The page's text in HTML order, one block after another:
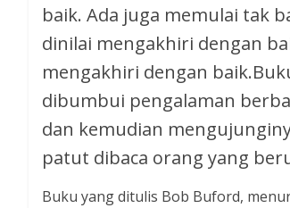
baik. Ada juga memulai tak
dinilai mengakhiri dengan
mengakhiri dengan
dibumbui pengalaman
dan kemudian
patut dibaca orang yang
Buku yang ditulis Bob Buford,